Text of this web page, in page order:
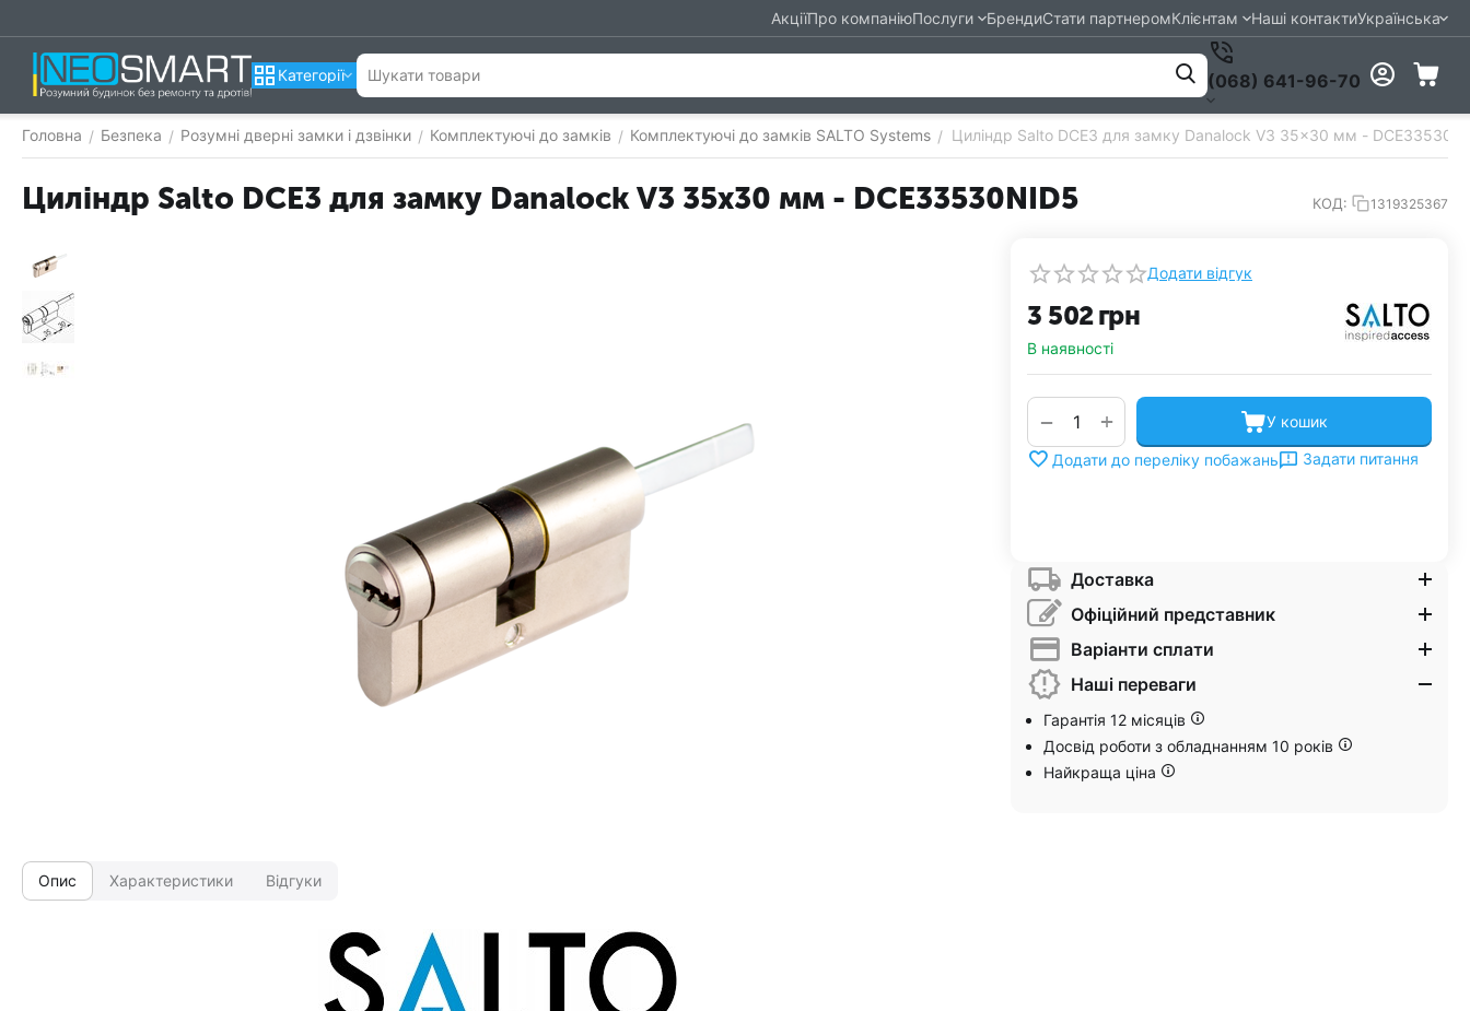
АкціїПро компаніюПослуги БрендиСтати партнеромКлієнтам Наші контактиУкраїнська
Категорії (068) 641-96-70
Головна / Безпека / Розумні дверні замки і дзвінки / Комплектуючі до замків / Комплектуючі до замків SALTO Systems / Циліндр Salto DCE3 для замку Danalock V3 35x30 мм -
Циліндр Salto DCE3 для замку Danalock V3 35x30 мм - DCE33530NID5 КОД: 1319325367
Додати відгук
3 502грн
В наявності
+
− У кошик
Додати до переліку побажань Задати питання
Доставка
Офіційний представник
Варіанти сплати
Наші переваги
Гарантія 12 місяців
Досвід роботи з обладнанням 10 років
Найкраща ціна
Опис Характеристики Відгуки